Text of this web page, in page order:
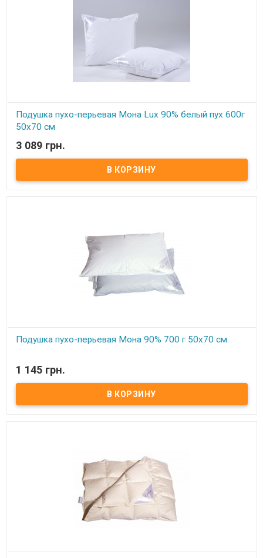
Подушка пухо-перьевая Мона Lux 90% белый пух 600г
50x70 см
В наличии
Подушка пухо-перьевая Мона Lux 90% белый пух Размер: 50х70
см. Цвет: белый, кремовый. Наполнитель: 90% гусиный белый пух,
10% мелкого пера . Вес: 600 гр. Чехол: 100% хлопок тик-батист
3 089 грн.
Подушка пухо-перьевая Мона 90% 700 г 50х70 см.
Цвет:
90% гусиный серый пух, 10% мелкого пера .
Чехол:100% хлопок, тик.
1 145 грн.